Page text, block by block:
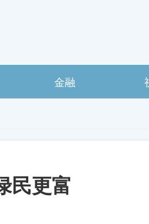
金融
民更富